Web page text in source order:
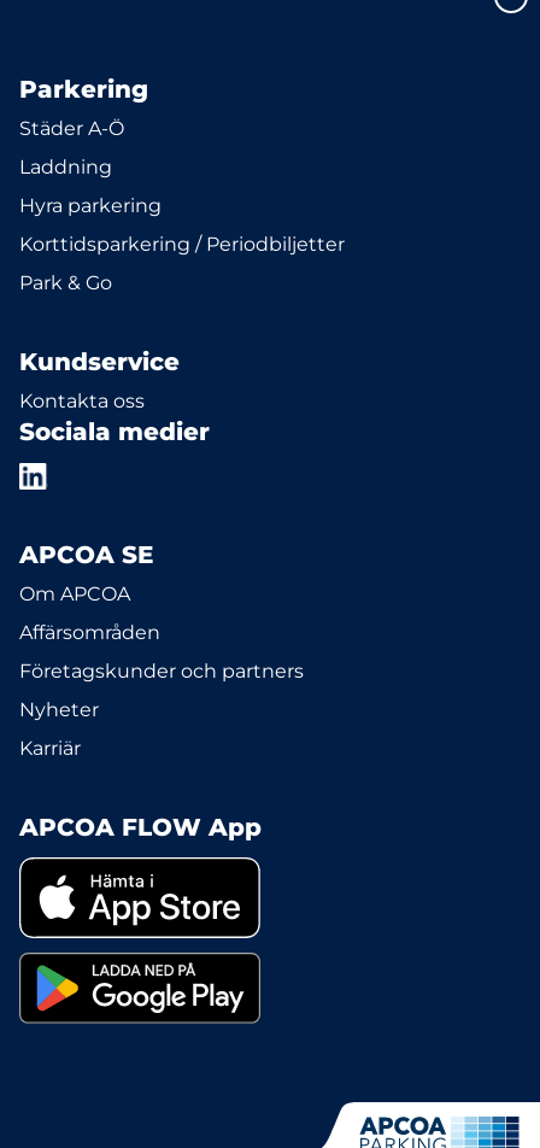
Parkering
Städer A-Ö
Laddning
Hyra parkering
Korttidsparkering / Periodbiljetter
Park & Go
Kundservice
Kontakta oss
Sociala medier
APCOA SE
Om APCOA
Affärsområden
Företagskunder och partners
Nyheter
Karriär
APCOA FLOW App